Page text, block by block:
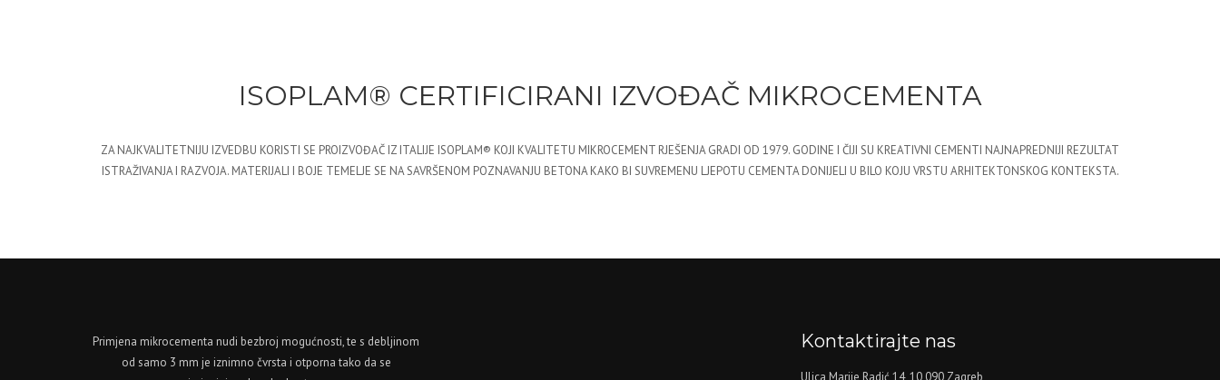
ISOPLAM® CERTIFICIRANI IZVOĐAČ MIKROCEMENTA
ZA NAJKVALITETNIJU IZVEDBU KORISTI SE PROIZVOĐAČ IZ ITALIJE ISOPLAM® KOJI KVALITETU MIKROCEMENT RJEŠENJA GRADI OD 1979. GODINE I ČIJI SU KREATIVNI CEMENTI NAJNAPREDNIJI REZULTAT
ISTRAŽIVANJA I RAZVOJA. MATERIJALI I BOJE TEMELJE SE NA SAVRŠENOM POZNAVANJU BETONA KAKO BI SUVREMENU LJEPOTU CEMENTA DONIJELI U BILO KOJU VRSTU ARHITEKTONSKOG KONTEKSTA.
Primjena mikrocementa nudi bezbroj mogućnosti, te s debljinom
od samo 3 mm je iznimno čvrsta i otporna tako da se
Kontaktirajte nas
Ulica Marije Radić 14, 10 090 Zagreb